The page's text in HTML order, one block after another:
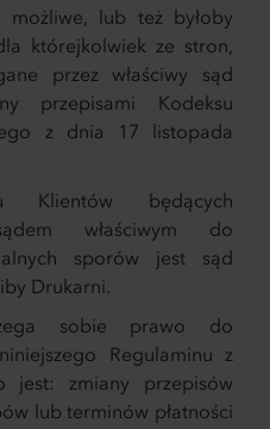
lub też byłoby
którejkolwiek ze stron,
przez właściwy sąd
przepisami Kodeksu
z dnia 17 listopada
Klientów będących
właściwym do
sporów jest sąd
Drukarni.
sobie prawo do
Regulaminu z
jest: zmiany przepisów
lub terminów płatności